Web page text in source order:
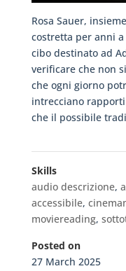
Rosa Sauer,
costretta per anni
cibo destinato ad
verificare che non
che ogni giorno
intrecciano
che il possibile
Skills
audio descrizione,
accessibile,
moviereading,
Posted on
27 March 2025